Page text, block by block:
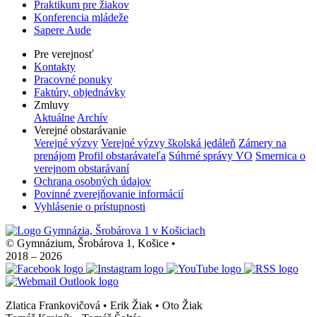
Praktikum pre žiakov
Konferencia mládeže
Sapere Aude
Pre verejnosť
Kontakty
Pracovné ponuky
Faktúry, objednávky
Zmluvy
Aktuálne Archív
Verejné obstarávanie
Verejné výzvy Verejné výzvy školská jedáleň Zámery na
prenájom Profil obstarávateľa Súhrné správy VO Smernica o
verejnom obstarávaní
Ochrana osobných údajov
Povinné zverejňovanie informácií
Vyhlásenie o prístupnosti
© Gymnázium, Šrobárova 1, Košice •
2018 – 2026
Zlatica Frankovičová • Erik Žiak • Oto Žiak